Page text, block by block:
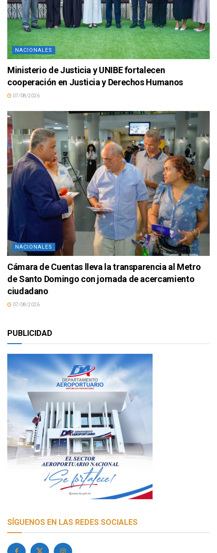
NACIONALES
Ministerio de Justicia y UNIBE fortalecen
cooperación en Justicia y Derechos Humanos
07/08/2026
NACIONALES
Cámara de Cuentas lleva la transparencia al Metro
de Santo Domingo con jornada de acercamiento
ciudadano
07/08/2026
PUBLICIDAD
SÍGUENOS EN LAS REDES SOCIALES